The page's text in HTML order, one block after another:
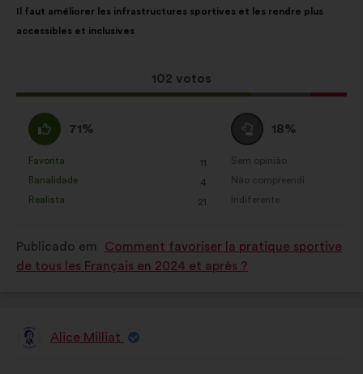
da
proposta:
Il faut améliorer les infrastructures sportives et les rendre plus
accessibles et inclusives
Esta
proposta
102 votos
repartição
é
Concordo
:
71%
em:
Favorita
: 11
vezes
Banalidade
: 4
vezes
Realista
: 21
vezes
Voto
neutro
:
18%
em:
Sem opinião
:vezes
Não compreendi
:vezes
Indiferente
:vezes
Publicado em
Comment favoriser la pratique sportive
de tous les Français en 2024 et après ?
PropostaAlice Milliat